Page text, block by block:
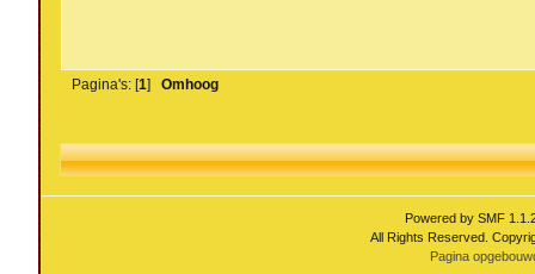
Pagina's: [1] Omhoog
Powered by SMF
All Rights Reserved.
Pagina